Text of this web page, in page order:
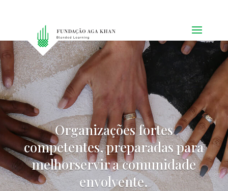
Organizações fortes
competentes, preparadas para
melhorservir a comunidade
envolvente.